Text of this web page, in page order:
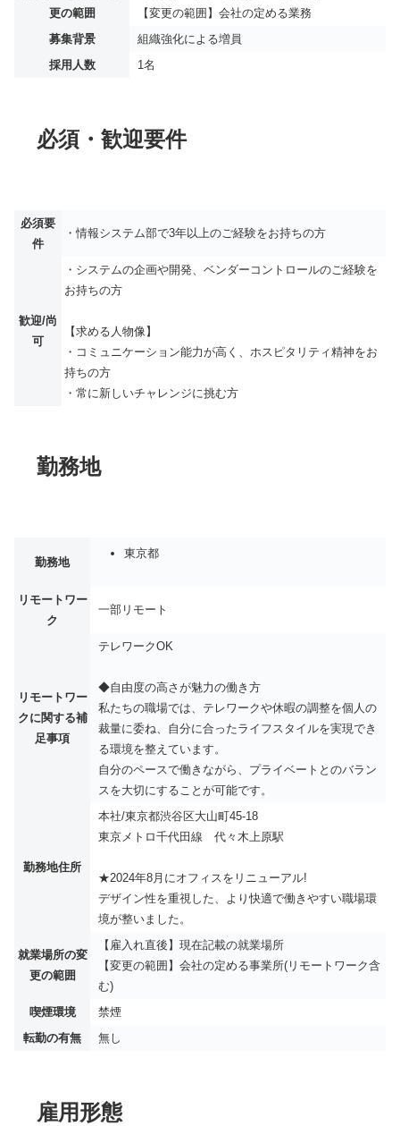
更の範囲
【変更の範囲】会社の定める業務
募集背景
組織強化による増員
採用人数
1名
必須・歓迎要件
必須要
件
・情報システム部で3年以上のご経験をお持ちの方
歓迎/尚
可
・システムの企画や開発、ベンダーコントロールのご経験を
お持ちの方
【求める人物像】
・コミュニケーション能力が高く、ホスピタリティ精神をお
持ちの方
・常に新しいチャレンジに挑む方
勤務地
勤務地
東京都
リモートワー
ク
一部リモート
リモートワー
クに関する補
足事項
テレワークOK
◆自由度の高さが魅力の働き方
私たちの職場では、テレワークや休暇の調整を個人の
裁量に委ね、自分に合ったライフスタイルを実現でき
る環境を整えています。
自分のペースで働きながら、プライベートとのバラン
スを大切にすることが可能です。
勤務地住所
本社/東京都渋谷区大山町45-18
東京メトロ千代田線 代々木上原駅
★2024年8月にオフィスをリニューアル!
デザイン性を重視した、より快適で働きやすい職場環
境が整いました。
就業場所の変
更の範囲
【雇入れ直後】現在記載の就業場所
【変更の範囲】会社の定める事業所(リモートワーク含
む)
喫煙環境
禁煙
転勤の有無
無し
雇用形態